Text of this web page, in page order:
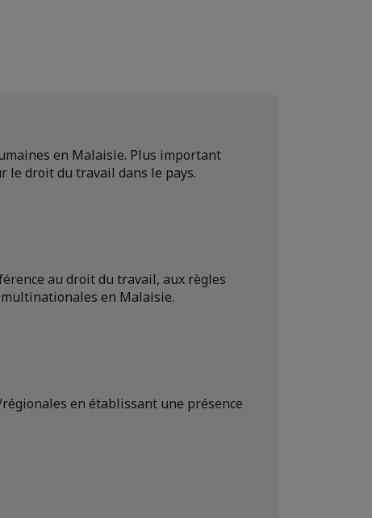
en Malaisie. Plus important
le droit du travail dans le pays.
au droit du travail, aux règles
en Malaisie.
en établissant une présence